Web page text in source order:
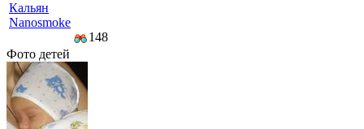
Кальян
Nanosmoke
148
Фото детей